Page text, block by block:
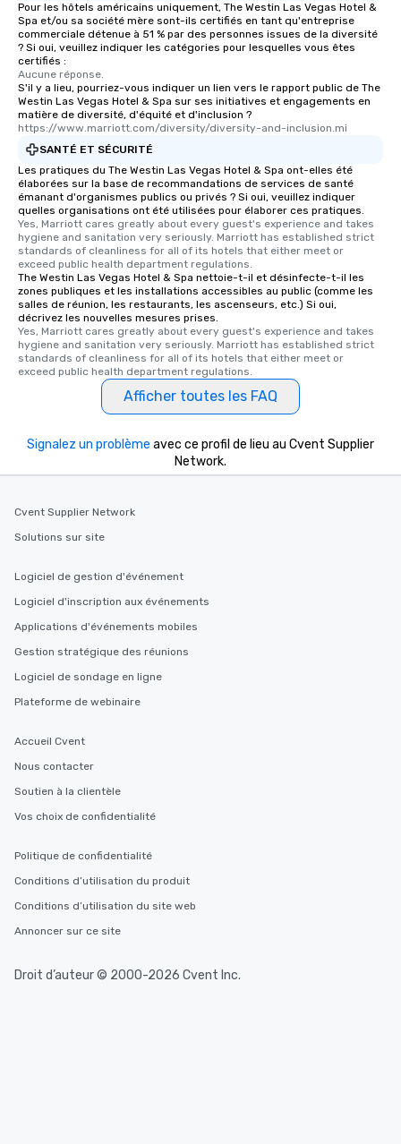
Pour les hôtels américains uniquement, The Westin Las Vegas Hotel &
Spa et/ou sa société mère sont-ils certifiés en tant qu'entreprise
commerciale détenue à 51 % par des personnes issues de la diversité
? Si oui, veuillez indiquer les catégories pour lesquelles vous êtes
certifiés :
Aucune réponse.
S'il y a lieu, pourriez-vous indiquer un lien vers le rapport public de The
Westin Las Vegas Hotel & Spa sur ses initiatives et engagements en
matière de diversité, d'équité et d'inclusion ?
https://www.marriott.com/diversity/diversity-and-inclusion.mi
SANTÉ ET SÉCURITÉ
Les pratiques du The Westin Las Vegas Hotel & Spa ont-elles été
élaborées sur la base de recommandations de services de santé
émanant d'organismes publics ou privés ? Si oui, veuillez indiquer
quelles organisations ont été utilisées pour élaborer ces pratiques.
Yes, Marriott cares greatly about every guest's experience and takes
hygiene and sanitation very seriously. Marriott has established strict
standards of cleanliness for all of its hotels that either meet or
exceed public health department regulations.
The Westin Las Vegas Hotel & Spa nettoie-t-il et désinfecte-t-il les
zones publiques et les installations accessibles au public (comme les
salles de réunion, les restaurants, les ascenseurs, etc.) Si oui,
décrivez les nouvelles mesures prises.
Yes, Marriott cares greatly about every guest's experience and takes
hygiene and sanitation very seriously. Marriott has established strict
standards of cleanliness for all of its hotels that either meet or
exceed public health department regulations.
Afficher toutes les FAQ
Signalez un problème avec ce profil de lieu au Cvent Supplier
Network.
Cvent Supplier Network
Solutions sur site
Logiciel de gestion d'événement
Logiciel d'inscription aux événements
Applications d'événements mobiles
Gestion stratégique des réunions
Logiciel de sondage en ligne
Plateforme de webinaire
Accueil Cvent
Nous contacter
Soutien à la clientèle
Vos choix de confidentialité
Politique de confidentialité
Conditions d’utilisation du produit
Conditions d’utilisation du site web
Annoncer sur ce site
Droit d’auteur © 2000-2026 Cvent Inc.